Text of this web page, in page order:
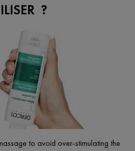
?
to avoid over-stimulating the